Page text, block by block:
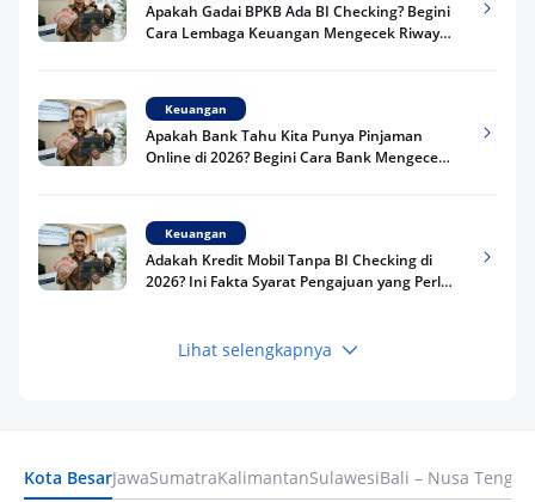
Apakah Gadai BPKB Ada BI Checking? Begini
Cara Lembaga Keuangan Mengecek Riwayat
Keuangan
Apakah Bank Tahu Kita Punya Pinjaman
Online di 2026? Begini Cara Bank Mengecek
Keuangan
Adakah Kredit Mobil Tanpa BI Checking di
2026? Ini Fakta Syarat Pengajuan yang Perlu
Keuangan
Keuangan
Lihat selengkapnya
Kota BesarJawaSumatraKalimantanSulawesiBali – Nusa